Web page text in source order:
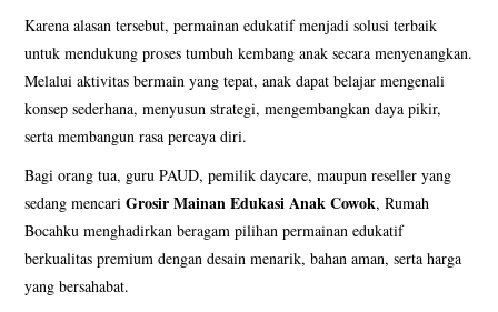
KATALOG BONEKA JUMBO
BESAR
KATALOG BONEKA UKIRAN
NAMA UCAPAN
VIDEO BONEKA JUMBO
Karena alasan tersebut, permainan edukatif menjadi solusi terbaik
untuk mendukung proses tumbuh kembang anak secara menyenangkan.
Melalui aktivitas bermain yang tepat, anak dapat belajar mengenali
konsep sederhana, menyusun strategi, mengembangkan daya pikir,
serta membangun rasa percaya diri.
Bagi orang tua, guru PAUD, pemilik daycare, maupun reseller yang
sedang mencariGrosir Mainan Edukasi Anak Cowok, Rumah
Bocahku menghadirkan beragam pilihan permainan edukatif
berkualitas premium dengan desain menarik, bahan aman, serta harga
yang bersahabat.